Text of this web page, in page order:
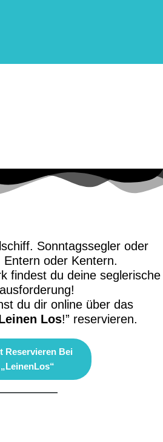
Sonntagssegler oder
Entern oder Kentern.
findest du deine seglerische
du dir online über das
Los!” reservieren.
Reservieren Bei
„leinenLos“